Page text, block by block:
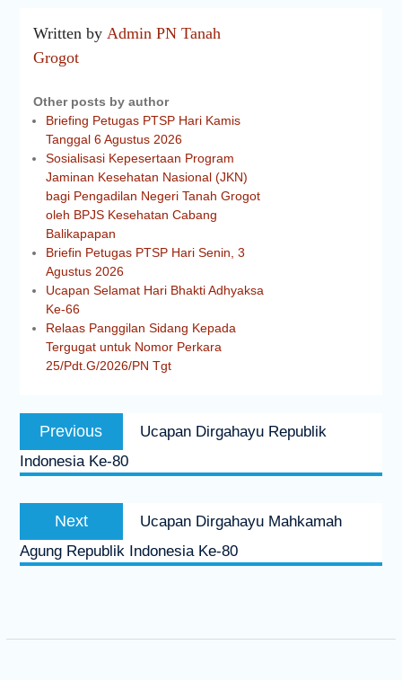
Written by Admin PN Tanah
Grogot
Other posts by author
Briefing Petugas PTSP Hari Kamis
Tanggal 6 Agustus 2026
Sosialisasi Kepesertaan Program
Jaminan Kesehatan Nasional (JKN)
bagi Pengadilan Negeri Tanah Grogot
oleh BPJS Kesehatan Cabang
Balikapapan
Briefin Petugas PTSP Hari Senin, 3
Agustus 2026
Ucapan Selamat Hari Bhakti Adhyaksa
Ke-66
Relaas Panggilan Sidang Kepada
Tergugat untuk Nomor Perkara
25/Pdt.G/2026/PN Tgt
Previous
Ucapan Dirgahayu Republik
Indonesia Ke-80
Next
Ucapan Dirgahayu Mahkamah
Agung Republik Indonesia Ke-80